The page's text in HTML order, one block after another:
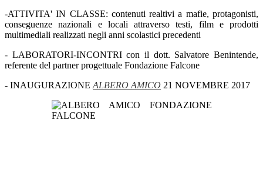
-ATTIVITA' IN CLASSE: contenuti realtivi a mafie, protagonisti,
conseguenze nazionali e locali attraverso testi, film e prodotti
multimediali realizzati negli anni scolastici precedenti
- LABORATORI-INCONTRI con il dott. Salvatore Benintende,
referente del partner progettuale Fondazione Falcone
- INAUGURAZIONE ALBERO AMICO 21 NOVEMBRE 2017